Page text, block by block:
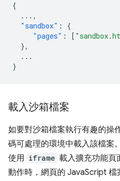
{
... ,
"sandbox" :
{
"pages" : [
},
...
}
載入沙箱檔案
如要對沙箱檔案執行有趣的操
碼可處理的環境中載入該檔案
使用 iframe 載入擴充功能頁
動作時，網頁的 JavaScript 檔